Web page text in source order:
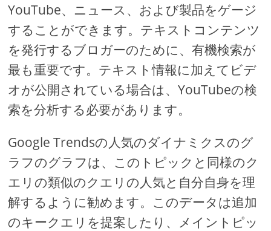
YouTube、ニュース、および製品をゲージ
することができます。テキストコンテンツ
を発行するブロガーのために、有機検索が
最も重要です。テキスト情報に加えてビデ
オが公開されている場合は、YouTubeの検
索を分析する必要があります。
Google Trendsの人気のダイナミクスのグ
ラフのグラフは、このトピックと同様のク
エリの類似のクエリの人気と自分自身を理
解するように勧めます。このデータは追加
のキークエリを提案したり、メイントピッ